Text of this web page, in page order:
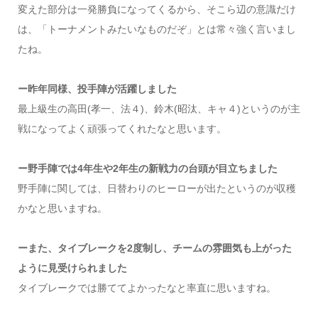
変えた部分は一発勝負になってくるから、そこら辺の意識だけ
は、「トーナメントみたいなものだぞ」とは常々強く言いまし
たね。
ー昨年同様、投手陣が活躍しました
最上級生の高田(孝一、法４)、鈴木(昭汰、キャ４)というのが主
戦になってよく頑張ってくれたなと思います。
ー野手陣では4年生や2年生の新戦力の台頭が目立ちました
野手陣に関しては、日替わりのヒーローが出たというのが収穫
かなと思いますね。
ーまた、タイブレークを2度制し、チームの雰囲気も上がった
ように見受けられました
タイブレークでは勝ててよかったなと率直に思いますね。